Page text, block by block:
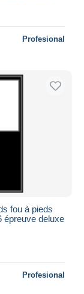
Profesional
fou à pieds
épreuve deluxe
Profesional